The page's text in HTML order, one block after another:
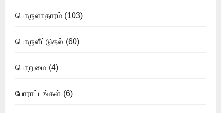
பொருளாதாரம் (103)
பொருளீட்டுதல் (60)
பொறுமை (4)
போராட்டங்கள் (6)